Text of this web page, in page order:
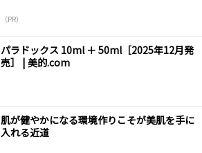
（PR）
パラドックス 10ml ＋ 50ml［2025年12月発
売］ | 美的.com
肌が健やかになる環境作りこそが美肌を手に
入れる近道